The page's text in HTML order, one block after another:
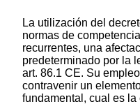
La utilización del
normas de
recurrentes, una
predeterminado por la
art. 86.1 CE. Su
contravenir un
fundamental, cual es